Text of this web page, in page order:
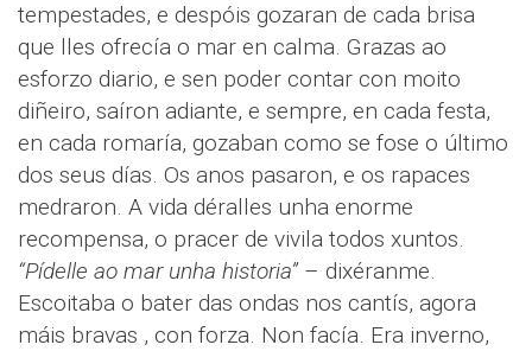
tempestades, e despóis gozaran de cada brisa
que lles ofrecía o mar en calma. Grazas ao
esforzo diario, e sen poder contar con moito
diñeiro, saíron adiante, e sempre, en cada festa,
en cada romaría, gozaban como se fose o último
dos seus días. Os anos pasaron, e os rapaces
medraron. A vida déralles unha enorme
recompensa, o pracer de vivila todos xuntos.
“Pídelle ao mar unha historia”– dixéranme.
Escoitaba o bater das ondas nos cantís, agora
máis bravas , con forza. Non facía. Era inverno,